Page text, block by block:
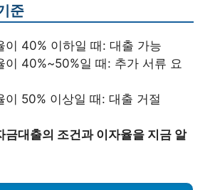
준
이 40% 이하일 때: 대출 가능
이 40%~50%일 때: 추가 서류 요
이 50% 이상일 때: 대출 거절
금대출의 조건과 이자율을 지금 알